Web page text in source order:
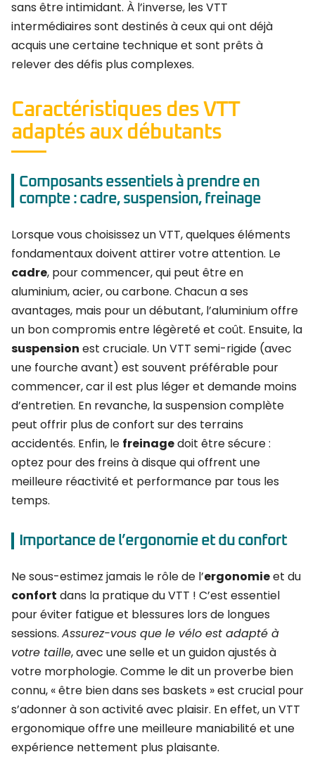
sans être intimidant. À l’inverse, les VTT
intermédiaires sont destinés à ceux qui ont déjà
acquis une certaine technique et sont prêts à
relever des défis plus complexes.
Caractéristiques des VTT
adaptés aux débutants
Composants essentiels à prendre en
compte : cadre, suspension, freinage
Lorsque vous choisissez un VTT, quelques éléments
fondamentaux doivent attirer votre attention. Le
cadre, pour commencer, qui peut être en
aluminium, acier, ou carbone. Chacun a ses
avantages, mais pour un débutant, l’aluminium offre
un bon compromis entre légèreté et coût. Ensuite, la
suspension est cruciale. Un VTT semi-rigide (avec
une fourche avant) est souvent préférable pour
commencer, car il est plus léger et demande moins
d’entretien. En revanche, la suspension complète
peut offrir plus de confort sur des terrains
accidentés. Enfin, le freinagedoit être sécure :
optez pour des freins à disque qui offrent une
meilleure réactivité et performance par tous les
temps.
Importance de l’ergonomie et du confort
Ne sous-estimez jamais le rôle de l’ergonomieet du
confort dans la pratique du VTT ! C’est essentiel
pour éviter fatigue et blessures lors de longues
sessions. Assurez-vous que le vélo est adapté à
votre taille, avec une selle et un guidon ajustés à
votre morphologie. Comme le dit un proverbe bien
connu, « être bien dans ses baskets » est crucial pour
s’adonner à son activité avec plaisir. En effet, un VTT
ergonomique offre une meilleure maniabilité et une
expérience nettement plus plaisante.